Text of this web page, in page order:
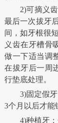
2)可摘义齿(
最后一次拔牙
间，如牙根很
义齿在牙槽骨
做一下适当调
在拔牙后一周
行垫底处理。
3)固定假牙
3个月以后才能
4)种植牙：